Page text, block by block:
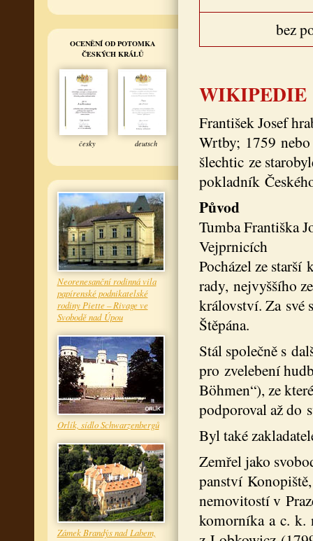
OCENĚNÍ OD POTOMKA
ČESKÝCH KRÁLŮ
česky deutsch
Neorenesanční rodinná vila
papírenské podnikatelské
rodiny Piette – Rivage ve
Svobodě nad Úpou
Orlík, sídlo Schwarzenbergů
Zámek Brandýs nad Labem,
bez
WIKIPEDIE
František Josef
Wrtby; 1759
šlechtic ze
pokladník
Původ
Tumba Františka
Vejprnicích
Pocházel ze starší
rady, nejvyššího
království. Za své
Štěpána.
Stál společně s
pro zvelebení
Böhmen“), ze
podporoval až do
Byl také
Zemřel jako
panství
nemovitostí v
komorníka a c. k.